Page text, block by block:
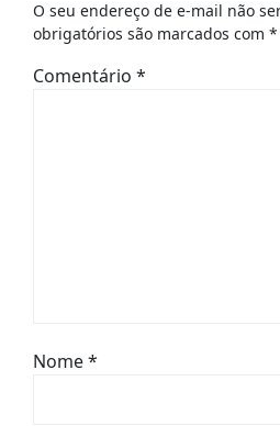
O seu endereço de e-mail não
obrigatórios são marcados com *
Comentário *
Nome*